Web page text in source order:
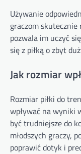
Używanie
graczom
pozwala im uczyć
się z piłką o zbyt
Jak rozmiar
Rozmiar piłki do
wpływać na wyniki
być trudniejsze do
młodszych graczy,
poprawić dotyk i